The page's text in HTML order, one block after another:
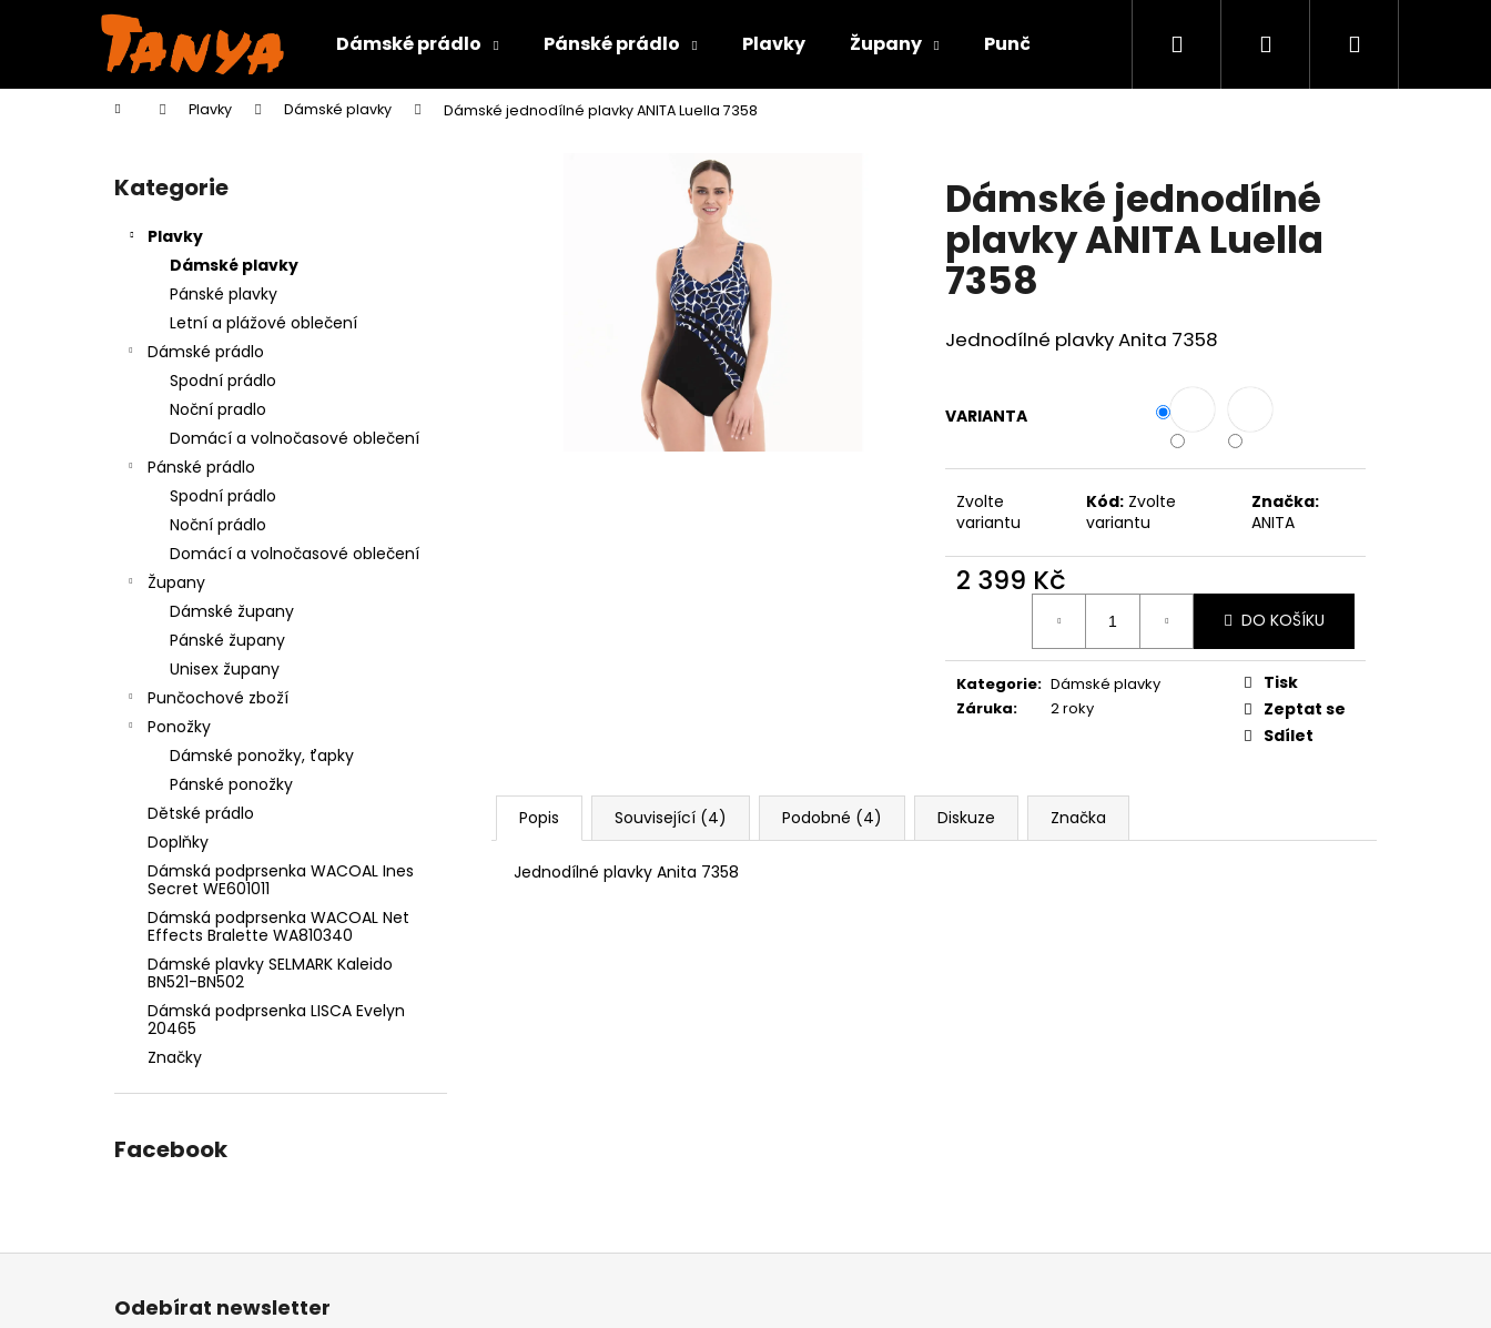
Dámské prádlo Pánské prádlo Plavky Župany Punčochové zboží Ponožky Dětské prádlo
Hledat PřihlášeníNákupní
Domů Plavky Dámské plavky Dámské jednodílné plavky ANITA Luella 7358
Přeskočit
kategorie
Kategorie
Plavky
Dámské plavky
Pánské plavky
Letní a plážové oblečení
Dámské prádlo
Spodní prádlo
Noční pradlo
Domácí a volnočasové oblečení
Pánské prádlo
Spodní prádlo
Noční prádlo
Domácí a volnočasové oblečení
Župany
Dámské župany
Pánské župany
Unisex župany
Punčochové zboží
Ponožky
Dámské ponožky, ťapky
Pánské ponožky
Dětské prádlo
Doplňky
Dámská podprsenka WACOAL Ines
Secret WE601011
Dámská podprsenka WACOAL Net
Effects Bralette WA810340
Dámské plavky SELMARK Kaleido
BN521-BN502
Dámská podprsenka LISCA Evelyn
20465
Značky
Facebook
Dámské jednodílné
plavky ANITA Luella
7358
Jednodílné plavky Anita 7358
VARIANTA
Zvolte
variantu
Kód: Zvolte
variantu
Značka:
ANITA
2 399 Kč
DO KOŠÍKU
Kategorie: Dámské plavky
Záruka: 2 roky
Tisk
Zeptat se
Sdílet
Popis Související (4) Podobné (4) Diskuze Značka
Jednodílné plavky Anita 7358
í
Zpět
do
Zpět
do
Co potřebujete najít?
Doporučujeme
Z
Odebírat newsletter